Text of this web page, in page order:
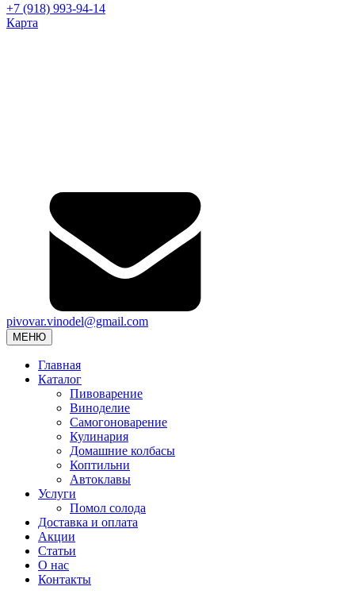
+7 (918) 993-94-14
Карта
pivovar.vinodel@gmail.com
МЕНЮ
Главная
Каталог
Пивоварение
Виноделие
Самогоноварение
Кулинария
Домашние колбасы
Коптильни
Автоклавы
Услуги
Помол солода
Доставка и оплата
Акции
Статьи
О нас
Контакты